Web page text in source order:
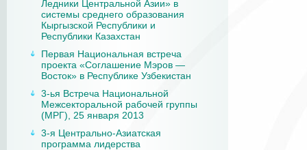
Ледники Центральной Азии» в
системы среднего образования
Кыргызской Республики и
Республики Казахстан
Первая Национальная встреча
проекта «Соглашение Мэров —
Восток» в Республике Узбекистан
3-ья Встреча Национальной
Межсекторальной рабочей группы
(МРГ), 25 января 2013
3-я Центрально-Азиатская
программа лидерства